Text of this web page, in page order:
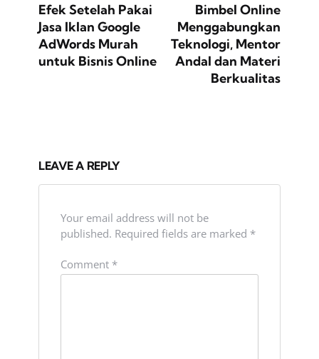
Efek Setelah Pakai
Jasa Iklan Google
AdWords Murah
untuk Bisnis Online
Bimbel Online
Menggabungkan
Teknologi, Mentor
Andal dan Materi
Berkualitas
LEAVE A REPLY
Your email address will not be
published. Required fields are marked *
Comment *